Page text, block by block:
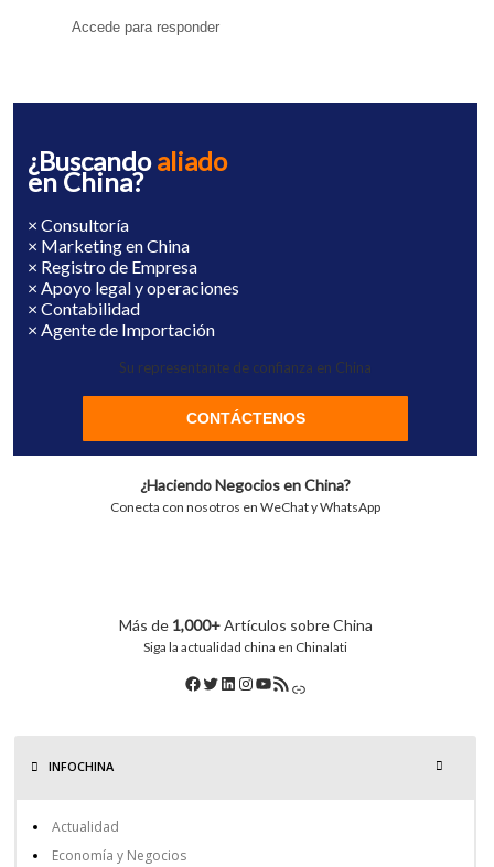
Accede para responder
¿Buscandoaliado
en China?
× Consultoría
× Marketing en China
× Registro de Empresa
× Apoyo legal y operaciones
× Contabilidad
× Agente de Importación
Su representante de confianza en China
CONTÁCTENOS
¿Haciendo Negocios en China?
Conecta con nosotros en WeChat y WhatsApp
Más de 1,000+Artículos sobre China
Siga la actualidad china en Chinalati
INFOCHINA
Actualidad
Economía y Negocios